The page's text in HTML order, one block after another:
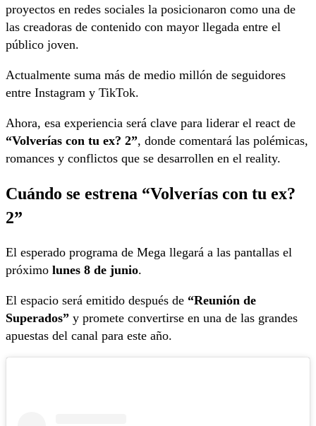
proyectos en redes sociales la posicionaron como una de
las creadoras de contenido con mayor llegada entre el
público joven.
Actualmente suma más de medio millón de seguidores
entre Instagram y TikTok.
Ahora, esa experiencia será clave para liderar el react de
“Volverías con tu ex? 2”, donde comentará las polémicas,
romances y conflictos que se desarrollen en el reality.
Cuándo se estrena “Volverías con tu ex?
2”
El esperado programa de Mega llegará a las pantallas el
próximo lunes 8 de junio.
El espacio será emitido después de “Reunión de
Superados” y promete convertirse en una de las grandes
apuestas del canal para este año.